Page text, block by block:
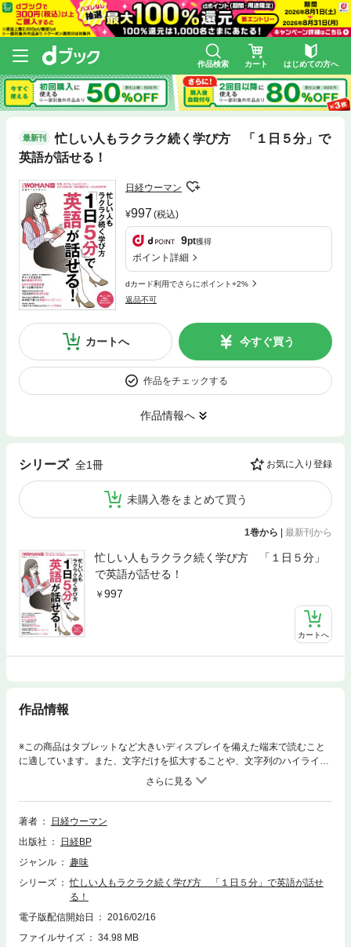
作品検索 カート はじめての方へ
最新刊
忙しい人もラクラク続く学び方 「１日５分」で
英語が話せる！
日経ウーマン
997 (税込)
9pt獲得
ポイント詳細
dカード利用でさらにポイント+2%
返品不可
カートへ 今すぐ買う
作品をチェックする
作品情報へ
シリーズ 全1冊 お気に入り登録
未購入巻をまとめて買う
1巻から | 最新刊から
忙しい人もラクラク続く学び方 「１日５分」
で英語が話せる！
997
カートへ
作品情報
※この商品はタブレットなど大きいディスプレイを備えた端末で読むこと
に適しています。また、文字だけを拡大することや、文字列のハイライ
ト、検索、辞書の参照、引用などの機能が使用できません。【Part 1】
「楽しい・安い・1日5分」でOK だから続く！ 英語力アップ術【Part
2】 私を変える！ 英語の学び方【Part 3】 中学英語で乗り切ろう！
困ったときの英単語＆フレーズ200【Part 4】 外国人はココが知りた
る TOEIC(R)攻略法
著者
日経ウーマン
出版社
日経BP
ジャンル
趣味
シリーズ
忙しい人もラクラク続く学び方 「１日５分」で英語が話せ
る！
電子版配信開始日
2016/02/16
ファイルサイズ
34.98 MB